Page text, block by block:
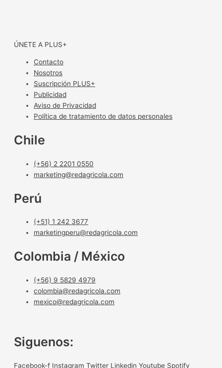
ÚNETE A PLUS+
Contacto
Nosotros
Suscripción PLUS+
Publicidad
Aviso de Privacidad
Política de tratamiento de datos personales
Chile
(+56) 2 2201 0550
marketing@redagricola.com
Perú
(+51) 1 242 3677
marketingperu@redagricola.com
Colombia / México
(+56) 9 5829 4979
colombia@redagricola.com
mexico@redagricola.com
Siguenos:
Facebook-f Instagram Twitter Linkedin Youtube Spotify